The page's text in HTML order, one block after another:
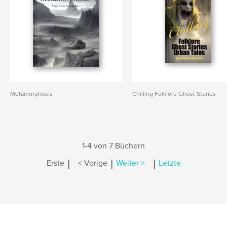
Metamorphosis Chilling Folklore Ghost Stories
1-4 von 7 Büchern
Erste | < Vorige | Weiter > | Letzte